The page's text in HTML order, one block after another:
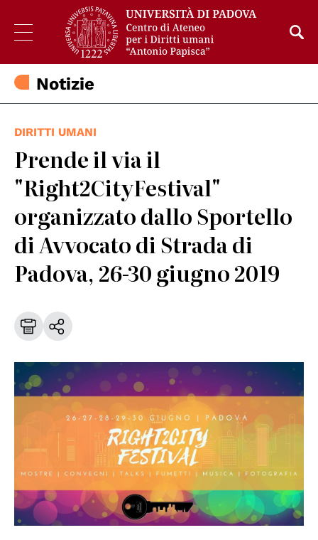
Notizie
DIRITTI UMANI
Prende il via il
"Right2CityFestival"
organizzato dallo Sportello
di Avvocato di Strada di
Padova, 26-30 giugno 2019